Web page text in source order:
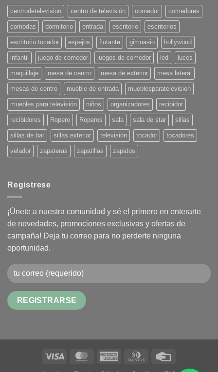
para
el
Verano
2025:
¡Pon
tu
casa
en
onda!
centrodetelevision centro de televisión comedor comedores
comodas dormitorio entrada escritorio escritorios
escritorio tocador espejos flotante gimnasio hollywood
infantil juego de comedor juegos de comedor led luces
maquillaje mesa de centro mesa de exterior mesa lateral
mesas de centro mueble de entrada mueblesparatelevision
muebles para televisión niños organizadores recibidor
recibidores Ropero Roperos sala sala de star sillas
sillas de bar sillas exterior televisión tocador tocadores
velador zapateras zapatillas zapatos
Registrese
¡Únete a nuestra comunidad y sé el primero en enterarte
de novedades, promociones exclusivas y ofertas de
campaña! Deja tu correo para no perderte ninguna
oportunidad.
Visa MasterCardAmerican
Dinners
Card